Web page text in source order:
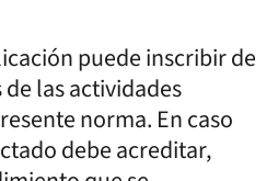
puede inscribir de
las actividades
norma. En caso
debe acreditar,